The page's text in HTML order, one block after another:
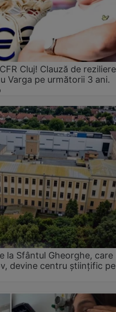
Cluj! Clauză de reziliere
Varga pe următorii 3 ani.
la Sfântul Gheorghe, care
devine centru științific